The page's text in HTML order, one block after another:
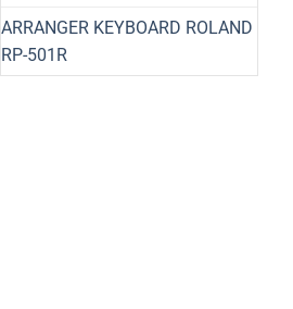
ARRANGER KEYBOARD ROLAND
RP-501R